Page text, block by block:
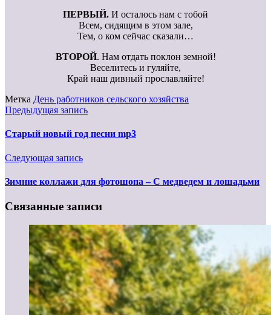
ПЕРВЫЙ. И осталось нам с тобой
Всем, сидящим в этом зале,
Тем, о ком сейчас сказали…
ВТОРОЙ. Нам отдать поклон земной!
Веселитесь и гуляйте,
Край наш дивный прославляйте!
Метка День работников сельского хозяйства
Предыдущая запись
Старый новый год песни mp3
Следующая запись
Зимние коллажи для фотошопа – С медведем и лошадьми
Связанные записи